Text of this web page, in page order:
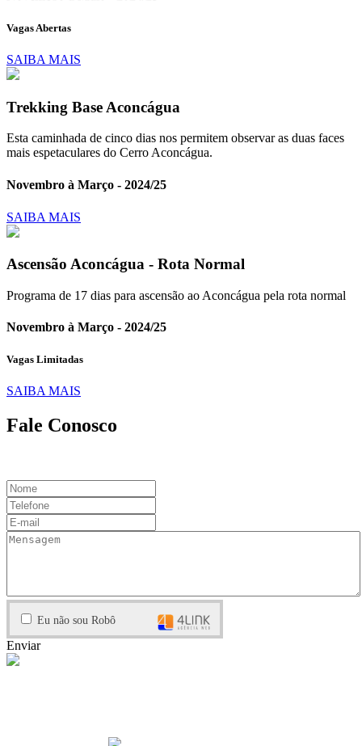
Vagas Abertas
SAIBA MAIS
Trekking Base Aconcágua
Esta caminhada de cinco dias nos permitem observar as duas faces
mais espetaculares do Cerro Aconcágua.
Novembro à Março - 2024/25
SAIBA MAIS
Ascensão Aconcágua - Rota Normal
Programa de 17 dias para ascensão ao Aconcágua pela rota normal
Novembro à Março - 2024/25
Vagas Limitadas
SAIBA MAIS
Fale Conosco
Eu não sou Robô
Enviar